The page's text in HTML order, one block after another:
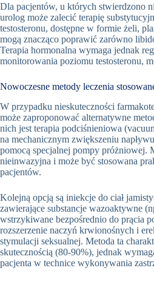
Dla pacjentów, u których stwierdzono
urolog może zalecić terapię
testosteronu, dostępne w formie żeli,
mogą znacząco poprawić zarówno
Terapia hormonalna wymaga jednak
monitorowania poziomu testosteronu,
Nowoczesne metody leczenia
W przypadku nieskuteczności
może zaproponować alternatywne
nich jest terapia podciśnieniowa
na mechanicznym zwiększeniu
pomocą specjalnej pompy próżniowej.
nieinwazyjna i może być stosowana
pacjentów.
Kolejną opcją są iniekcje do ciał
zawierające substancje wazoaktywne
wstrzykiwane bezpośrednio do prącia
rozszerzenie naczyń krwionośnych i
stymulacji seksualnej. Metoda ta
skutecznością (80-90%), jednak
pacjenta w technice wykonywania